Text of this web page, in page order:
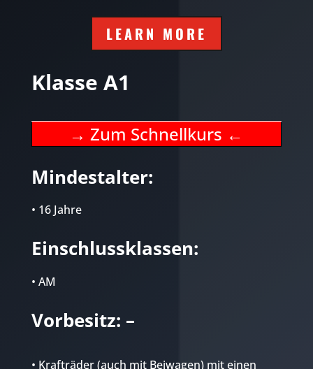
LEARN MORE
Klasse A1
→ Zum Schnellkurs ←
Mindestalter:
• 16 Jahre
Einschlussklassen:
• AM
Vorbesitz: –
• Krafträder (auch mit Beiwagen) mit einen